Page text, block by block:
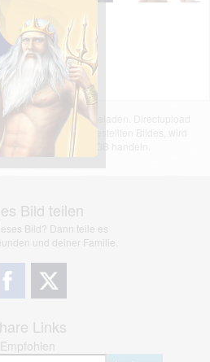
einem Nutzer hochgeladen. Directupload
den Inhalt des dargestellten Bildes, wird
§2(3) unserer AGB handeln.
Bild teilen
Bild? Dann teile es
und deiner Familie.
Links
Empfohlen